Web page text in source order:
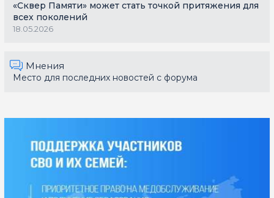
«Сквер Памяти» может стать точкой притяжения для
всех поколений
18.05.2026
Мнения
Место для последних новостей с форума